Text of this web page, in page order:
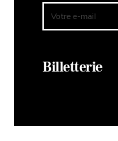
Billetterie